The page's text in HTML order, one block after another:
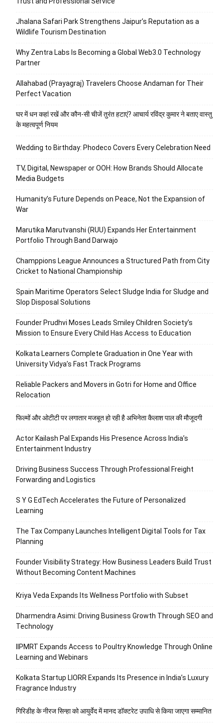
Jhalana Safari Park Strengthens Jaipur’s Reputation as a
Wildlife Tourism Destination
Why Zentra Labs Is Becoming a Global Web3.0 Technology
Partner
Allahabad (Prayagraj) Travelers Choose Andaman for Their
Perfect Vacation
घर में धन कहां रखें और कौन-सी चीजें तुरंत हटाएं? आचार्य रविंद्र कुमार ने बताए वास्तु
के महत्वपूर्ण नियम
Wedding to Birthday: Phodeco Covers Every Celebration Need
TV, Digital, Newspaper or OOH: How Brands Should Allocate
Media Budgets
Humanity’s Future Depends on Peace, Not the Expansion of
War
Marutika Marutvanshi (RUU) Expands Her Entertainment
Portfolio Through Band Darwajo
Champpions League Announces a Structured Path from City
Cricket to National Championship
Spain Maritime Operators Select Sludge India for Sludge and
Slop Disposal Solutions
Founder Prudhvi Moses Leads Smiley Children Society’s
Mission to Ensure Every Child Has Access to Education
Kolkata Learners Complete Graduation in One Year with
University Vidya’s Fast Track Programs
Reliable Packers and Movers in Gotri for Home and Office
Relocation
फिल्मों और ओटीटी पर लगातार मजबूत हो रही है अभिनेता कैलाश पाल की मौजूदगी
Actor Kailash Pal Expands His Presence Across India’s
Entertainment Industry
Driving Business Success Through Professional Freight
Forwarding and Logistics
S Y G EdTech Accelerates the Future of Personalized
Learning
The Tax Company Launches Intelligent Digital Tools for Tax
Planning
Founder Visibility Strategy: How Business Leaders Build Trust
Without Becoming Content Machines
Kriya Veda Expands Its Wellness Portfolio with Subset
Dharmendra Asimi: Driving Business Growth Through SEO and
Technology
IIPMRT Expands Access to Poultry Knowledge Through Online
Learning and Webinars
Kolkata Startup LIORR Expands Its Presence in India’s Luxury
Fragrance Industry
गिरिडीह के नीरज सिन्हा को आयुर्वेद में मानद डॉक्टरेट उपाधि से किया जाएगा सम्मानित